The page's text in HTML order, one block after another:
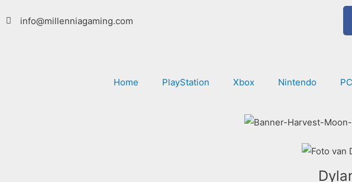
naar
info@millenniagaming.com
Home PlayStation Xbox Nintendo PC